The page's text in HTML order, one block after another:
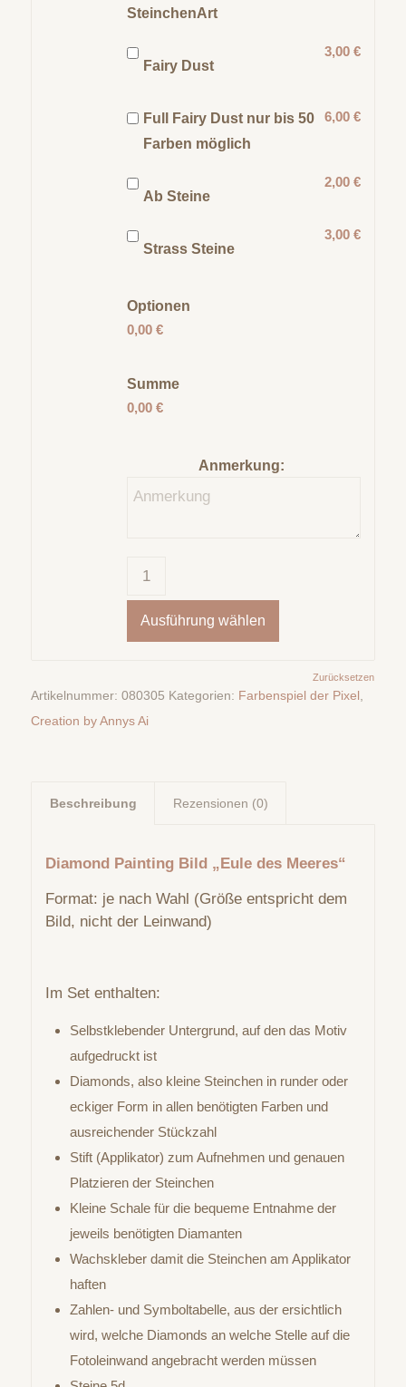
Zurücksetzen
SteinchenArt
Fairy Dust
3,00 €
Full Fairy Dust nur bis 50
Farben möglich
6,00 €
Ab Steine
2,00 €
Strass Steine
3,00 €
Optionen
0,00 €
Summe
0,00 €
Anmerkung:
Ausführung wählen
Artikelnummer: 080305 Kategorien: Farbenspiel der Pixel,
Creation by Annys Ai
Beschreibung Rezensionen (0)
Diamond Painting Bild „Eule des Meeres“
Format: je nach Wahl (Größe entspricht dem
Bild, nicht der Leinwand)
Im Set enthalten:
Selbstklebender Untergrund, auf den das Motiv
aufgedruckt ist
Diamonds, also kleine Steinchen in runder oder
eckiger Form in allen benötigten Farben und
ausreichender Stückzahl
Stift (Applikator) zum Aufnehmen und genauen
Platzieren der Steinchen
Kleine Schale für die bequeme Entnahme der
jeweils benötigten Diamanten
Wachskleber damit die Steinchen am Applikator
haften
Zahlen- und Symboltabelle, aus der ersichtlich
wird, welche Diamonds an welche Stelle auf die
Fotoleinwand angebracht werden müssen